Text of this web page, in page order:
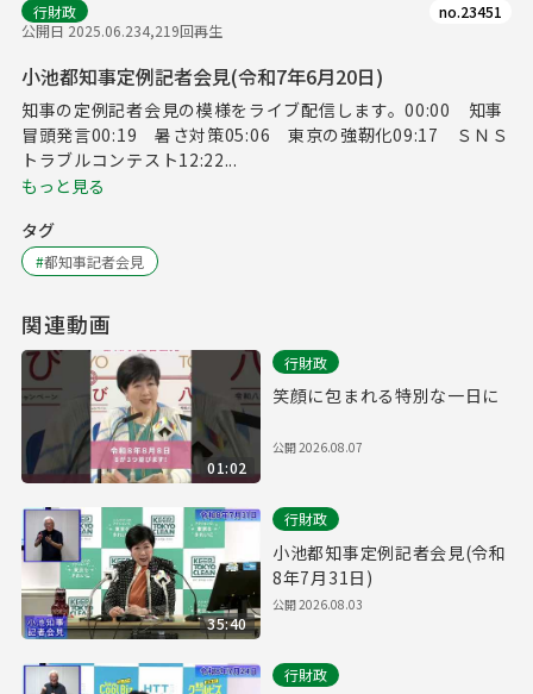
行財政
公開日 2025.06.234,219回再生
no.23451
小池都知事定例記者会見(令和7年6月20日)
知事の定例記者会見の模様をライブ配信します。00:00 知事
冒頭発言00:19 暑さ対策05:06 東京の強靭化09:17 ＳＮＳ
トラブルコンテスト12:22...
もっと見る
タグ
#都知事記者会見
関連動画
01:02
行財政
笑顔に包まれる特別な一日に
公開2026.08.07
35:40
行財政
小池都知事定例記者会見(令和
8年7月31日)
公開2026.08.03
行財政